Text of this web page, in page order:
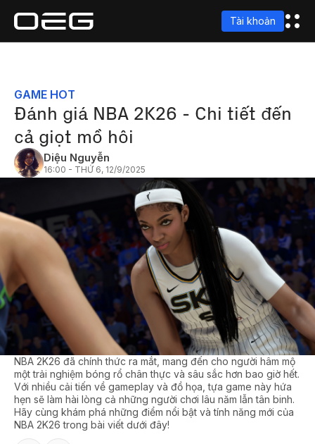
Tài khoản
GAME HOT
Đánh giá NBA 2K26 - Chi tiết đến
cả giọt mồ hôi
Diệu Nguyễn
16:00 - THỨ 6, 12/9/2025
NBA 2K26 đã chính thức ra mắt, mang đến cho người hâm mộ
một trải nghiệm bóng rổ chân thực và sâu sắc hơn bao giờ hết.
Với nhiều cải tiến về gameplay và đồ họa, tựa game này hứa
hẹn sẽ làm hài lòng cả những người chơi lâu năm lẫn tân binh.
Hãy cùng khám phá những điểm nổi bật và tính năng mới của
NBA 2K26 trong bài viết dưới đây!